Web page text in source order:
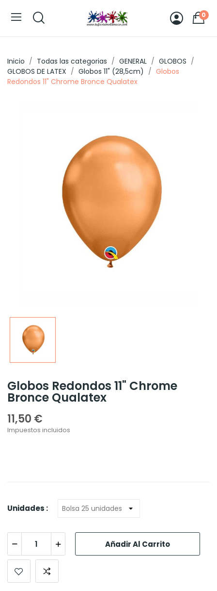
0
Inicio Todas las categorias GENERAL
GLOBOS
GLOBOS DE LATEX
Globos 11" (28,5cm)
Globos
Redondos 11" Chrome Bronce Qualatex
Globos Redondos 11" Chrome
Bronce Qualatex
11,50 €
Impuestos incluidos
Unidades :
Añadir Al Carrito